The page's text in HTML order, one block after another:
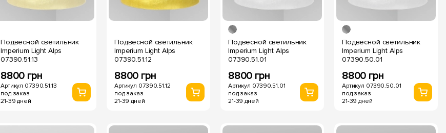
Подвесной светильник
Imperium Light Alps
07390.51.13
8800 грн
Артикул 07390.51.13
под заказ
21-39 дней
Подвесной светильник
Imperium Light Alps
07390.51.12
8800 грн
Артикул 07390.51.12
под заказ
21-39 дней
Подвесной светильник
Imperium Light Alps
07390.51.01
8800 грн
Артикул 07390.51.01
под заказ
21-39 дней
Подвесной светильник
Imperium Light Alps
07390.50.01
8800 грн
Артикул 07390.50.01
под заказ
21-39 дней